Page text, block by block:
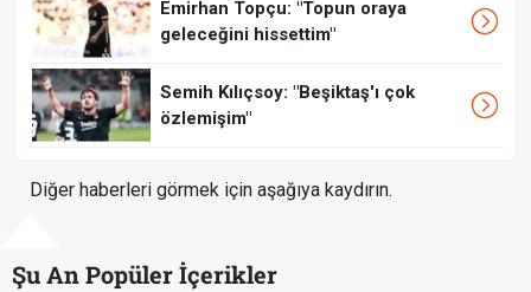
Emirhan Topçu: "Topun oraya
geleceğini hissettim"
Semih Kılıçsoy: "Beşiktaş'ı çok
özlemişim"
Diğer haberleri görmek için aşağıya kaydırın.
Şu An Popüler İçerikler